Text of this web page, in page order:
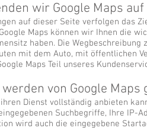
wir Google Maps
auf dieser Seite verfolgen das
Maps können wir Ihnen die
haben. Die Wegbeschreibung
mit dem Auto, mit öffentlichen
Maps Teil unseres
von Google Maps
Dienst vollständig anbieten
Suchbegriffe, Ihre IP-
wird auch die eingegebene